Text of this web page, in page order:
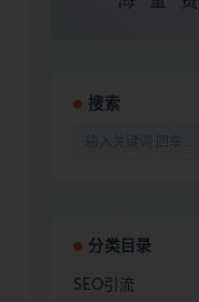
搜索
分类目录
SEO引流